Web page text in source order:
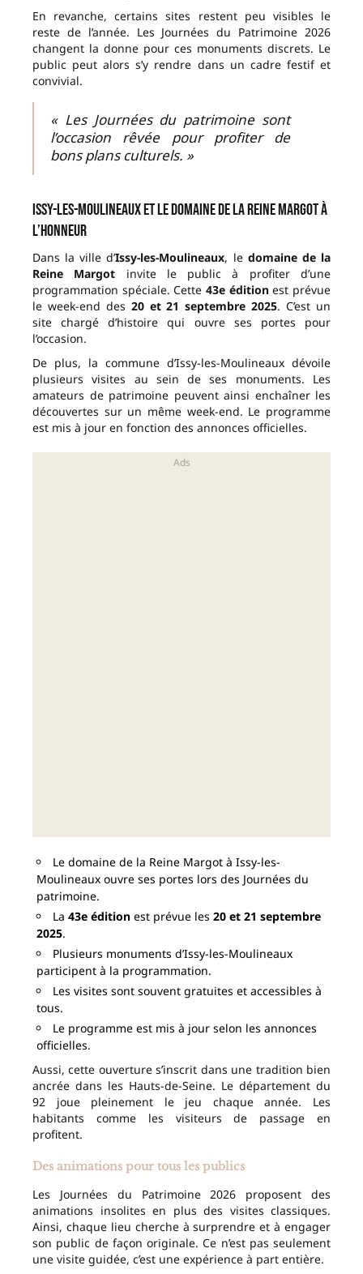
En revanche, certains sites restent peu visibles le
reste de l’année. Les Journées du Patrimoine 2026
changent la donne pour ces monuments discrets. Le
public peut alors s’y rendre dans un cadre festif et
convivial.
« Les Journées du patrimoine sont
l’occasion rêvée pour profiter de
bons plans culturels. »
Issy-les-Moulineaux et le domaine de la Reine Margot à
l’honneur
Dans la ville d’Issy-les-Moulineaux, le domaine de la
Reine Margot invite le public à profiter d’une
programmation spéciale. Cette 43e éditionest prévue
le week-end des 20 et 21 septembre 2025. C’est un
site chargé d’histoire qui ouvre ses portes pour
l’occasion.
De plus, la commune d’Issy-les-Moulineaux dévoile
plusieurs visites au sein de ses monuments. Les
amateurs de patrimoine peuvent ainsi enchaîner les
découvertes sur un même week-end. Le programme
est mis à jour en fonction des annonces officielles.
Le domaine de la Reine Margot à Issy-les-
Moulineaux ouvre ses portes lors des Journées du
patrimoine.
La 43e édition est prévue les 20 et 21 septembre
2025.
Plusieurs monuments d’Issy-les-Moulineaux
participent à la programmation.
Les visites sont souvent gratuites et accessibles à
tous.
Le programme est mis à jour selon les annonces
officielles.
Aussi, cette ouverture s’inscrit dans une tradition bien
ancrée dans les Hauts-de-Seine. Le département du
92 joue pleinement le jeu chaque année. Les
habitants comme les visiteurs de passage en
profitent.
Des animations pour tous les publics
Les Journées du Patrimoine 2026 proposent des
animations insolites en plus des visites classiques.
Ainsi, chaque lieu cherche à surprendre et à engager
son public de façon originale. Ce n’est pas seulement
une visite guidée, c’est une expérience à part entière.